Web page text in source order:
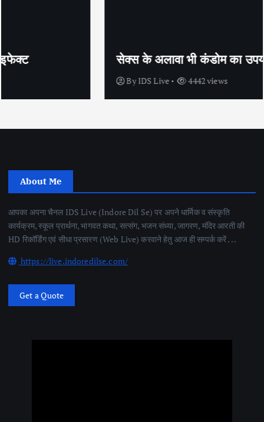
सेक्स के अलावा भी कंडोम का उपयोग है?
4442 views
About Me
आपका अपना चैनल IDS Live (Indore Dil Se) पर अपने धार्मिक व संस्कृति
कार्यक्रम, स्कूल प्रार्थना, भागवत कथा, सत्संग, भजन संध्या, जागरण, मंदिर आरती की
HD रिकॉर्डिंग एवं सीधा प्रसारण (Web Live) करवाने हेतु आज ही सम्पर्क करें . . .
https://live.indoredilse.com/
Get a Quote